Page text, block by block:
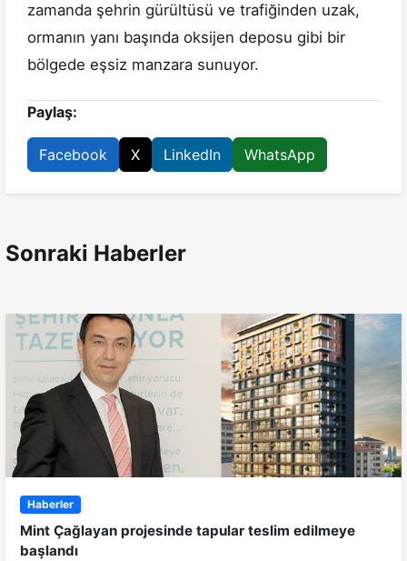
zamanda şehrin gürültüsü ve trafiğinden uzak,
ormanın yanı başında oksijen deposu gibi bir
bölgede eşsiz manzara sunuyor.
Paylaş:
Facebook X LinkedIn WhatsApp
Sonraki Haberler
Haberler
Mint Çağlayan projesinde tapular teslim edilmeye
başlandı